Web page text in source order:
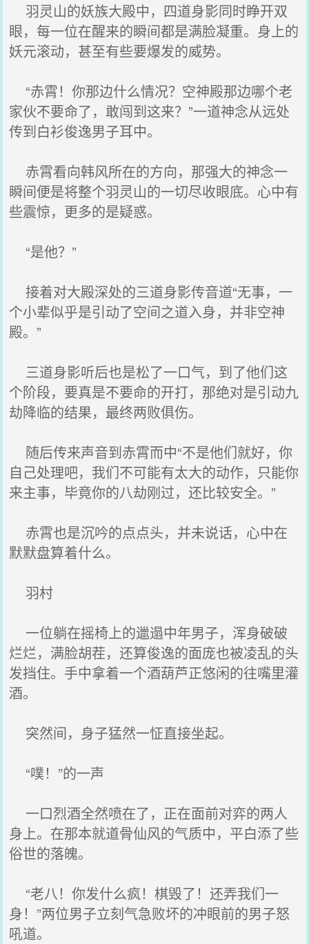
羽灵山的妖族大殿中，四道身影同时睁开双
眼，每一位在醒来的瞬间都是满脸凝重。身上的
妖元滚动，甚至有些要爆发的威势。
“赤霄！你那边什么情况？空神殿那边哪个老
家伙不要命了，敢闯到这来？”一道神念从远处
传到白衫俊逸男子耳中。
赤霄看向韩风所在的方向，那强大的神念一
瞬间便是将整个羽灵山的一切尽收眼底。心中有
些震惊，更多的是疑惑。
“是他？”
接着对大殿深处的三道身影传音道“无事，一
个小辈似乎是引动了空间之道入身，并非空神
殿。”
三道身影听后也是松了一口气，到了他们这
个阶段，要真是不要命的开打，那绝对是引动九
劫降临的结果，最终两败俱伤。
随后传来声音到赤霄而中“不是他们就好，你
自己处理吧，我们不可能有太大的动作，只能你
来主事，毕竟你的八劫刚过，还比较安全。”
赤霄也是沉吟的点点头，并未说话，心中在
默默盘算着什么。
羽村
一位躺在摇椅上的邋遢中年男子，浑身破破
烂烂，满脸胡茬，还算俊逸的面庞也被凌乱的头
发挡住。手中拿着一个酒葫芦正悠闲的往嘴里灌
酒。
突然间，身子猛然一怔直接坐起。
“噗！”的一声
一口烈酒全然喷在了，正在面前对弈的两人
身上。在那本就道骨仙风的气质中，平白添了些
俗世的落魄。
“老八！你发什么疯！棋毁了！还弄我们一
身！”两位男子立刻气急败坏的冲眼前的男子怒
吼道。